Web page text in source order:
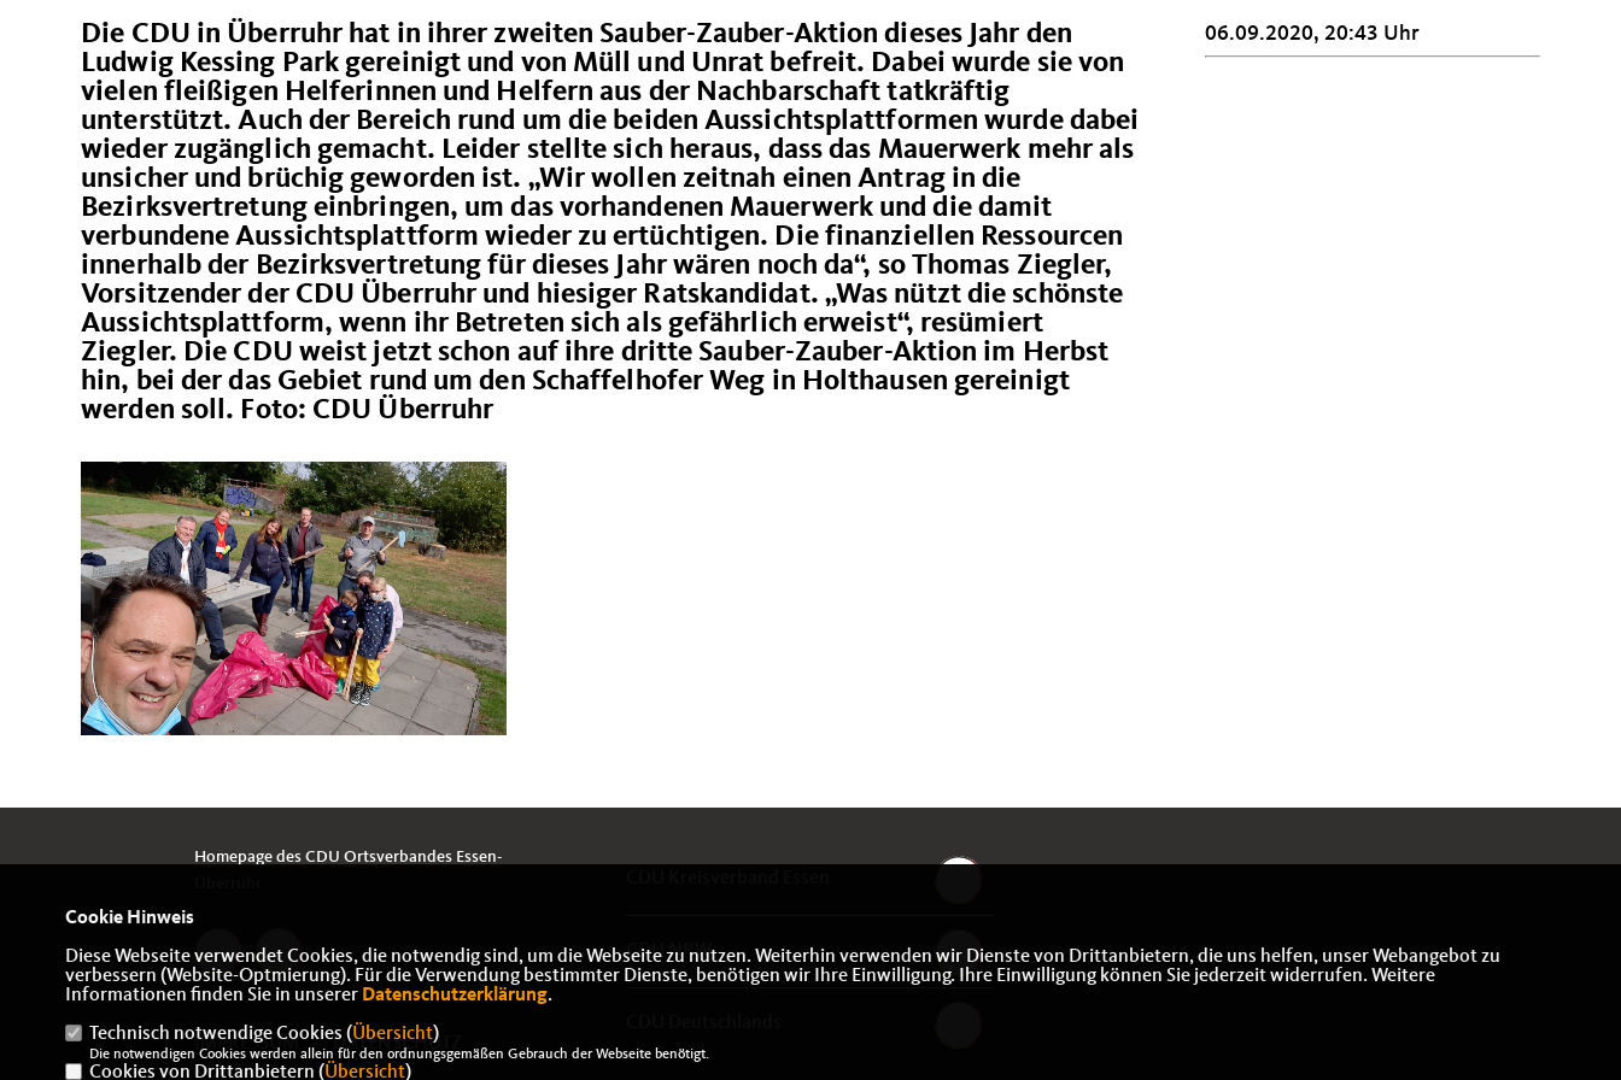
Die CDU in Überruhr hat in ihrer zweiten Sauber-Zauber-Aktion dieses Jahr den
Ludwig Kessing Park gereinigt und von Müll und Unrat befreit. Dabei wurde sie von
vielen fleißigen Helferinnen und Helfern aus der Nachbarschaft tatkräftig
unterstützt. Auch der Bereich rund um die beiden Aussichtsplattformen wurde dabei
wieder zugänglich gemacht. Leider stellte sich heraus, dass das Mauerwerk mehr als
unsicher und brüchig geworden ist. „Wir wollen zeitnah einen Antrag in die
Bezirksvertretung einbringen, um das vorhandenen Mauerwerk und die damit
verbundene Aussichtsplattform wieder zu ertüchtigen. Die finanziellen Ressourcen
innerhalb der Bezirksvertretung für dieses Jahr wären noch da“, so Thomas Ziegler,
Vorsitzender der CDU Überruhr und hiesiger Ratskandidat. „Was nützt die schönste
Aussichtsplattform, wenn ihr Betreten sich als gefährlich erweist“, resümiert
Ziegler. Die CDU weist jetzt schon auf ihre dritte Sauber-Zauber-Aktion im Herbst
hin, bei der das Gebiet rund um den Schaffelhofer Weg in Holthausen gereinigt
werden soll. Foto: CDU Überruhr
06.09.2020, 20:43 Uhr
Homepage des CDU Ortsverbandes Essen-
IMPRESSUM
DATENSCHUTZ
KONTAKT
CDU NRW
Cookie Hinweis
Diese Webseite verwendet Cookies, die notwendig sind, um die Webseite zu nutzen. Weiterhin verwenden wir Dienste von Drittanbietern, die uns helfen, unser Webangebot zu
verbessern (Website-Optmierung). Für die Verwendung bestimmter Dienste, benötigen wir Ihre Einwilligung. Ihre Einwilligung können Sie jederzeit widerrufen. Weitere
Informationen finden Sie in unserer Datenschutzerklärung.
Technisch notwendige Cookies (Übersicht)
Die notwendigen Cookies werden allein für den ordnungsgemäßen Gebrauch der Webseite benötigt.
Cookies von Drittanbietern (Übersicht)